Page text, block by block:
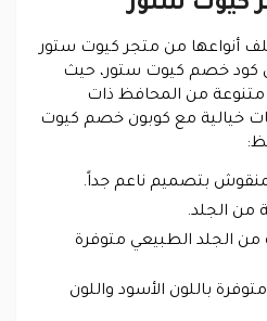
كيوت ستور
أنواعها من متجر كيوت ستور
كود خصم كيوت ستور، حيث
متنوعة من المحافظ ذات
خيالية مع كوبون خصم كيوت
بتصميم ناعم جداً.
من الجلد.
الجلد الطبيعي متوفرة
باللون الأسود واللون